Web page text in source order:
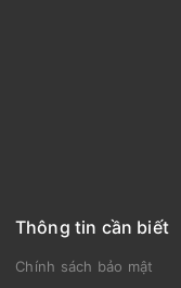
Thông tin cần biết
Chính sách bảo mật